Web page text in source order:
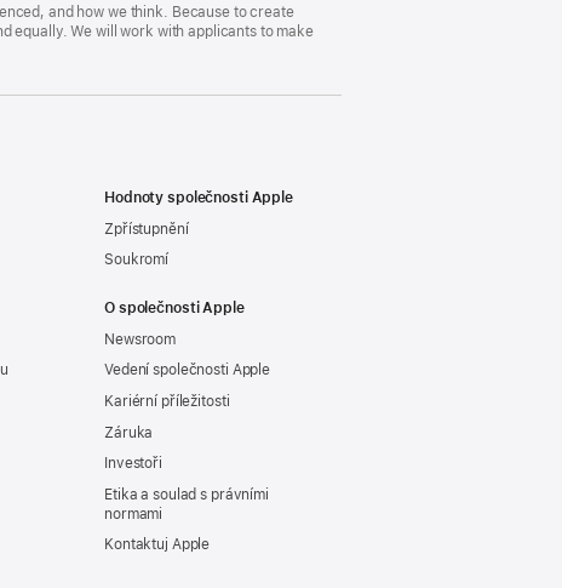
and how we think. Because to create
equally. We will work with applicants to make
Hodnoty společnosti Apple
Zpřístupnění
Soukromí
O společnosti Apple
Newsroom
Vedení společnosti Apple
Kariérní příležitosti
Záruka
Investoři
Etika a soulad s právními
normami
Kontaktuj Apple